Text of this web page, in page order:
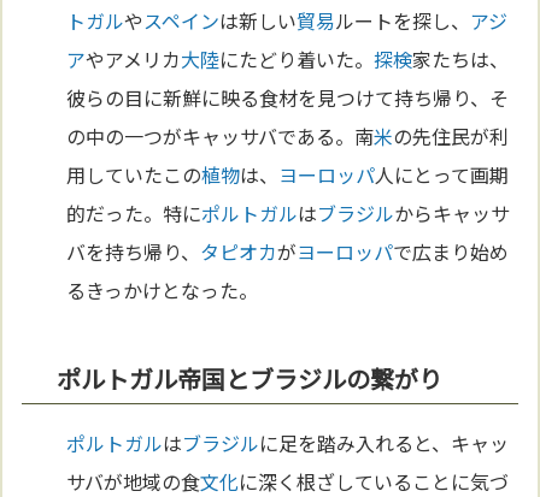
トガルやスペインは新しい貿易ルートを探し、 アジ
アやアメリカ大陸にたどり着いた。探検家たちは、
彼らの目に新鮮に映る食材を見つけて持ち帰り、そ
の中の一つがキャッサバである。南米の先住民が利
用していたこの植物は、 ヨーロッパ人にとって画期
的だった。特にポルトガルはブラジルからキャッサ
バを持ち帰り、 タピオカがヨーロッパで広まり始め
るきっかけとなった。
ポルトガル帝国とブラジルの繋がり
ポルトガルはブラジルに足を踏み入れると、キャッ
サバが地域の食文化に深く根ざしていることに気づ